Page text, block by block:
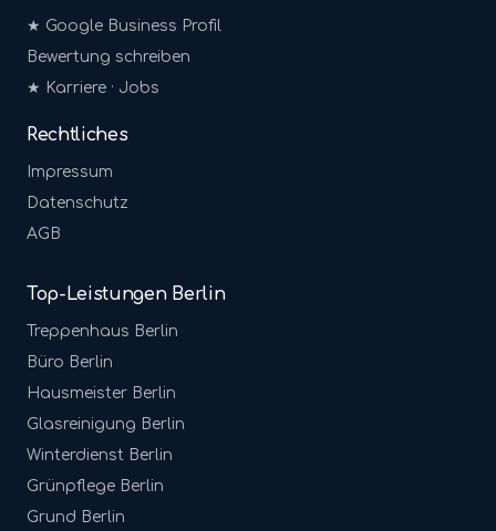
★ Google Business Profil
Bewertung schreiben
★ Karriere · Jobs
Rechtliches
Impressum
Datenschutz
AGB
Top-Leistungen Berlin
Treppenhaus Berlin
Büro Berlin
Hausmeister Berlin
Glasreinigung Berlin
Winterdienst Berlin
Grünpflege Berlin
Grund Berlin